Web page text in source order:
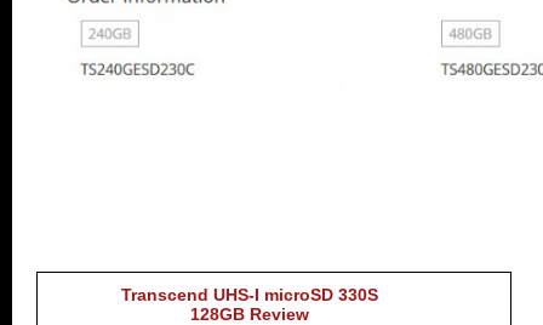
Transcend UHS-I microSD 330S
128GB Review